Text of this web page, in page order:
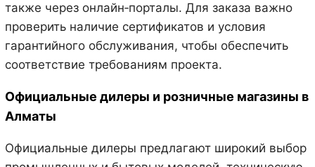
также через онлайн‑порталы. Для заказа важно
проверить наличие сертификатов и условия
гарантийного обслуживания, чтобы обеспечить
соответствие требованиям проекта.
Официальные дилеры и розничные магазины в
Алматы
Официальные дилеры предлагают широкий выбор